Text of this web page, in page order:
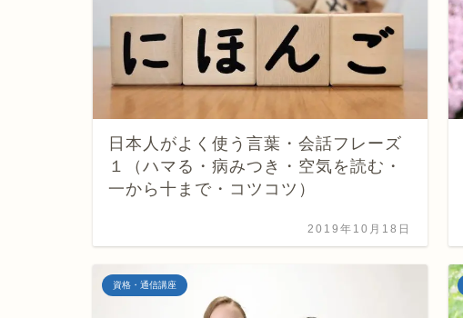
日本人がよく使う言葉・会話フレーズ
１（ハマる・病みつき・空気を読む・
一から十まで・コツコツ）
2019年10月18日
資格・通信講座